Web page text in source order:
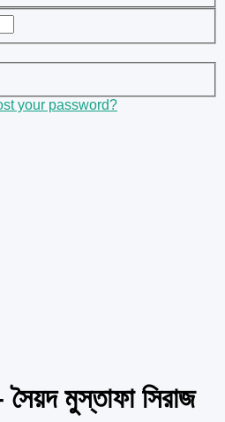
your password?
মুস্তাফা সিরাজ